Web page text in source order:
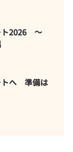
ト2026 ～
トへ 準備は